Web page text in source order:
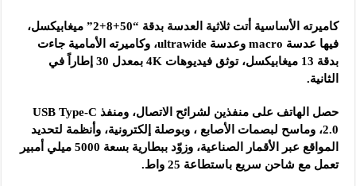
كاميرته الأساسية أتت ثلاثية العدسة بدقة “50+8+2” ميغابيكسل،
فيها عدسة macro وعدسة ultrawide، وكاميرته الأمامية جاءت
بدقة 13 ميغابيكسل، توثق فيديوهات 4K بمعدل 30 إطاراً في
الثانية.
حصل الهاتف على منفذين لشرائح الاتصال، ومنفذ USB Type-C
2.0، وماسح لبصمات الأصابع ، وبوصلة إلكترونية، وأنظمة لتحديد
المواقع عبر الأقمار الصناعية، وزوّد ببطارية بسعة 5000 ميلي أمبير
تعمل مع شاحن سريع باستطاعة 25 واط.